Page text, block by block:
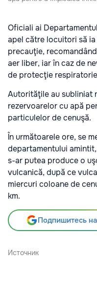
Oficiali ai
apel către locuitori să
precauţie,
aer liber, iar în caz de
de protecţie
Autorităţile au subliniat
rezervoarelor cu apă
particulelor de cenuşă.
În următoarele ore, se
departamentului
s-ar putea produce o
vulcanică, după ce
miercuri coloane de
km.
Подпишитесь
Источник